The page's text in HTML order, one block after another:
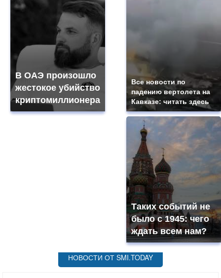
В ОАЭ произошло
жестокое убийство
криптомиллионера
Все новости по
падению вертолета на
Кавказе: читать здесь
Таких событий не
было с 1945: чего
ждать всем нам?